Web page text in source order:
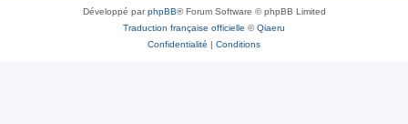
Développé parphpBB® Forum Software © phpBB Limited
Traduction française officielle ©Qiaeru
Confidentialité | Conditions